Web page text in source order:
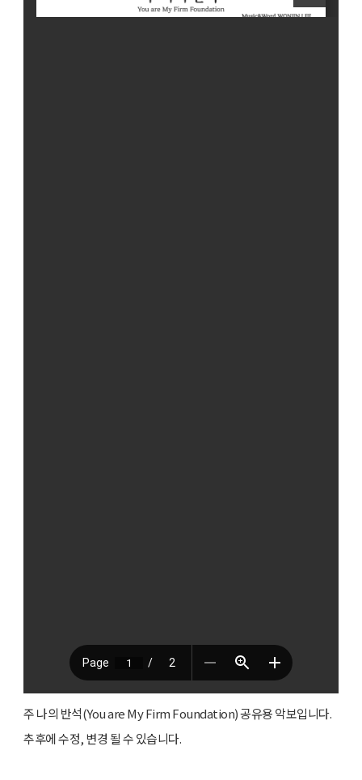
주 나의 반석(You are My Firm Foundation) 공유용 악보입니다.
추후에 수정, 변경 될 수 있습니다.